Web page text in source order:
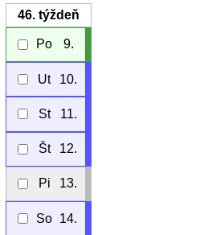
46. týždeň
Po 9.
Ut 10.
St 11.
Št 12.
Pi 13.
So 14.